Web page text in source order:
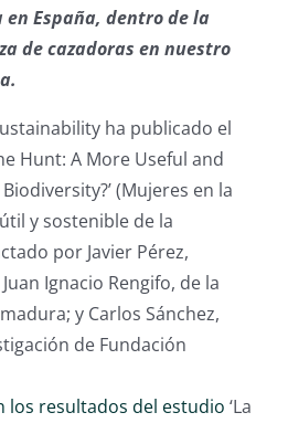
en España, dentro de la
de cazadoras en nuestro
ha publicado el
Hunt: A More Useful and
(Mujeres en la
y sostenible de la
por Javier Pérez,
Ignacio Rengifo, de la
y Carlos Sánchez,
de Fundación
los resultados del estudio ‘La